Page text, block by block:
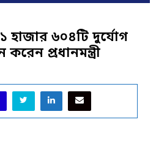
৬০৪টি দুর্যোগ
প্রধানমন্ত্রী